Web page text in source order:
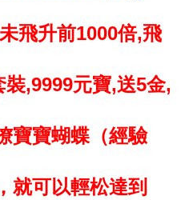
飛升前1000倍,飛
,9999元寶,送5金,
寶寶蝴蝶（經驗
就可以輕松達到